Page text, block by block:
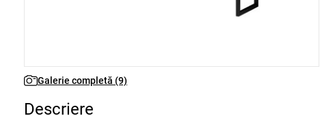
Galerie completă (9)
Descriere